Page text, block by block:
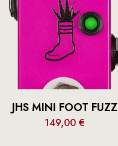
JHS MINI FOOT FUZZ
149,00 €